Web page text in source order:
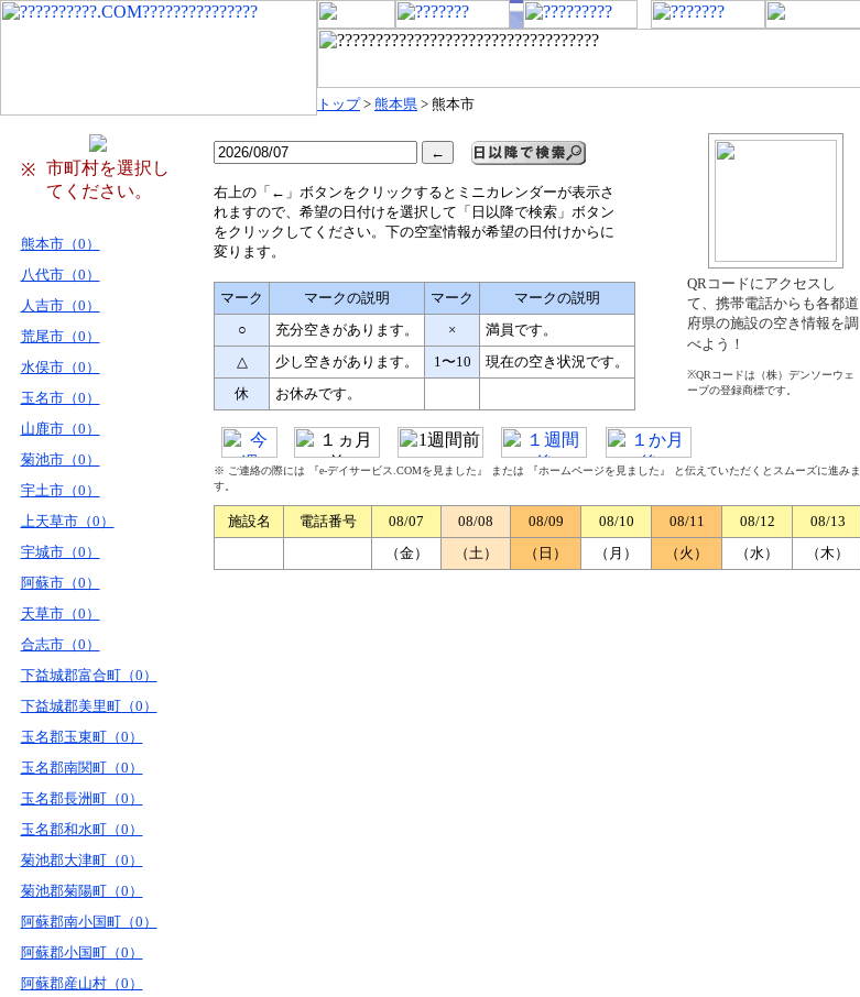
トップ> 熊本県 > 熊本市
※
市町村を選択し
てください。
熊本市（0）
八代市（0）
人吉市（0）
荒尾市（0）
水俣市（0）
玉名市（0）
山鹿市（0）
菊池市（0）
宇土市（0）
上天草市（0）
宇城市（0）
阿蘇市（0）
天草市（0）
合志市（0）
下益城郡富合町（0）
下益城郡美里町（0）
玉名郡玉東町（0）
玉名郡南関町（0）
玉名郡長洲町（0）
玉名郡和水町（0）
菊池郡大津町（0）
菊池郡菊陽町（0）
阿蘇郡南小国町（0）
阿蘇郡小国町（0）
阿蘇郡産山村（0）
右上の「←」ボタンをクリックするとミニカレンダーが表示さ
れますので、希望の日付けを選択して「日以降で検索」ボタン
をクリックしてください。下の空室情報が希望の日付けからに
変ります。
マーク マークの説明 マーク
マークの説明
○
充分空きがあります。 ×
満員です。
△
少し空きがあります。 1〜10
現在の空き状況です。
休
お休みです。
QRコードにアクセスし
て、携帯電話からも各都道
府県の施設の空き情報を調
べよう！
※QRコードは（株）デンソーウェ
ーブの登録商標です。
※ ご連絡の際には 『e-デイサービス.COMを見ました』 または 『ホームページを見ました』 と伝えていただくとスムーズに進みま
す。
施設名 電話番号 08/07 08/08 08/09 08/10 08/11 08/12
08/13
（金）
（土） （日） （月） （火） （水） （木）